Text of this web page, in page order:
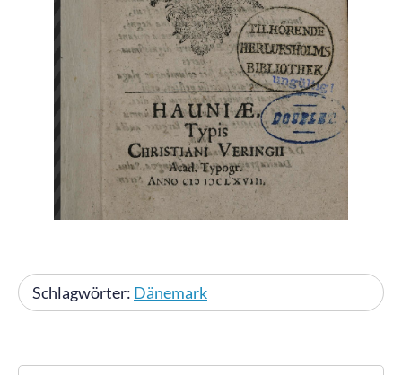
Schlagwörter: Dänemark